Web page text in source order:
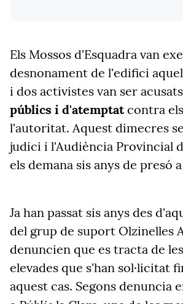
Els Mossos d'Esquadra van
desnonament de l'edifici
i dos activistes van ser
públics i d'atemptatcontra
l'autoritat. Aquest dimecres
judici i l'Audiència Provincial
els demana sis anys de presó
Ja han passat sis anys des
del grup de suport Olzinelles
denuncien que es tracta de
elevades que s'han sol·licitat
aquest cas. Segons denuncia